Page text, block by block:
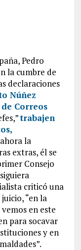
Pedro
la cumbre de
declaraciones
Núñez
Correos
trabajen
la
extras, él se
Consejo
criticó una
“en la
en este
para socavar
y en